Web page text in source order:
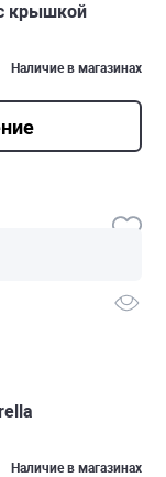
крышкой
Наличие в магазинах
Наличие в магазинах